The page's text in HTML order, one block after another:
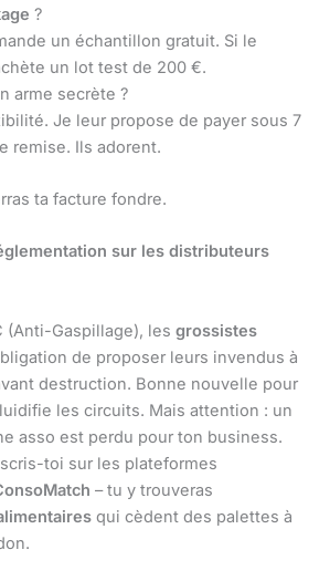
?
un échantillon gratuit. Si le
un lot test de 200 €.
arme secrète ?
Je leur propose de payer sous 7
remise. Ils adorent.
ta facture fondre.
sur les distributeurs
(Anti-Gaspillage), les grossistes
de proposer leurs invendus à
destruction. Bonne nouvelle pour
les circuits. Mais attention : un
asso est perdu pour ton business.
toi sur les plateformes
– tu y trouveras
qui cèdent des palettes à